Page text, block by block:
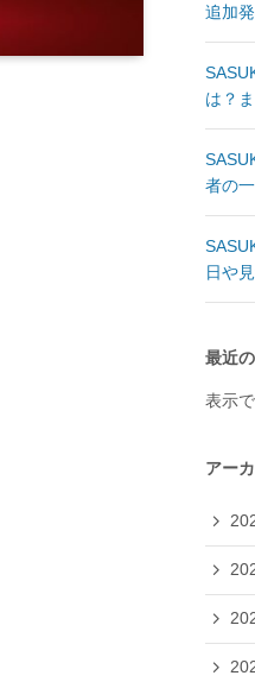
追加
は？
者の
日や
最近
表示
アー